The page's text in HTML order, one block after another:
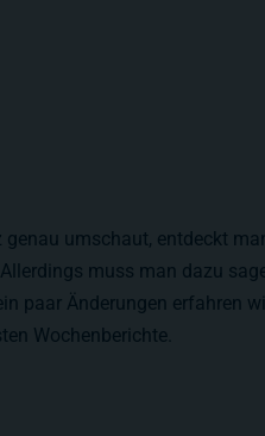
umschaut, entdeckt
muss man dazu
paar Änderungen erfahren
Wochenberichte.